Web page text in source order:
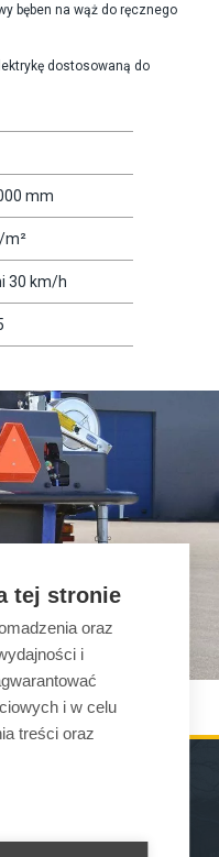
bęben na wąż do ręcznego
dostosowaną do
mm
m²
30 km/h
tej stronie
oraz
i
i w celu
treści oraz